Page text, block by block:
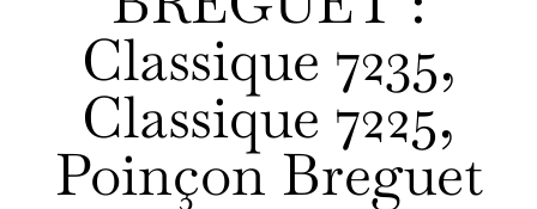
Classique 7235,
Classique 7225,
Poinçon Breguet